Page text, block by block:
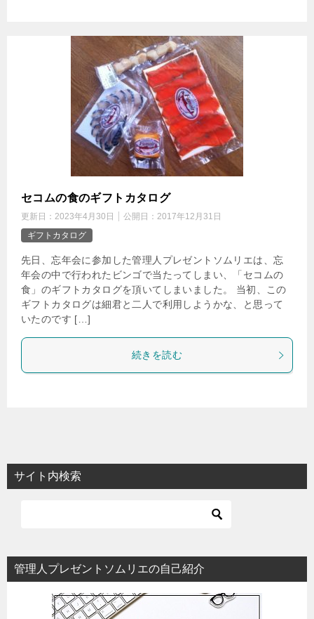
セコムの食のギフトカタログ
更新日： 2023年4月30日 公開日： 2017年12月31日
ギフトカタログ
先日、忘年会に参加した管理人プレゼントソムリエは、忘
年会の中で行われたビンゴで当たってしまい、「セコムの
食」のギフトカタログを頂いてしまいました。 当初、この
ギフトカタログは細君と二人で利用しようかな、と思って
いたのです […]
続きを読む
サイト内検索
管理人プレゼントソムリエの自己紹介